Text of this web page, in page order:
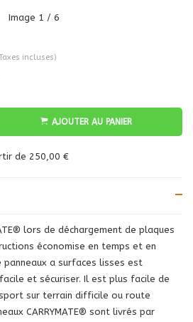
Image 1 / 6
incluses)
AJOUTER AU PANIER
de 250,00 €
lors de déchargement de plaques
économise en temps et en
a surfaces lisses est
et sécuriser. Il est plus facile de
sur terrain difficile ou route
CARRYMATE® sont livrés par